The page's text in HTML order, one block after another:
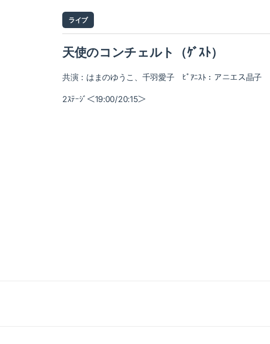
ライブ
天使のコンチェルト（ｹﾞｽﾄ）
共演：はまのゆうこ、千羽愛子 ﾋﾟｱﾆｽﾄ：アニエス晶子
2ｽﾃｰｼﾞ＜19:00/20:15＞